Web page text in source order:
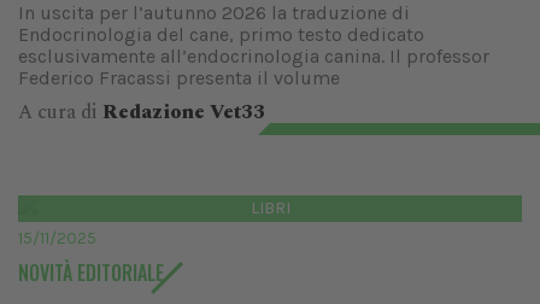
In uscita per l’autunno 2026 la traduzione di
Endocrinologia del cane, primo testo dedicato
esclusivamente all’endocrinologia canina. Il professor
Federico Fracassi presenta il volume
A cura di Redazione Vet33
LIBRI
15/11/2025
NOVITÀ EDITORIALE